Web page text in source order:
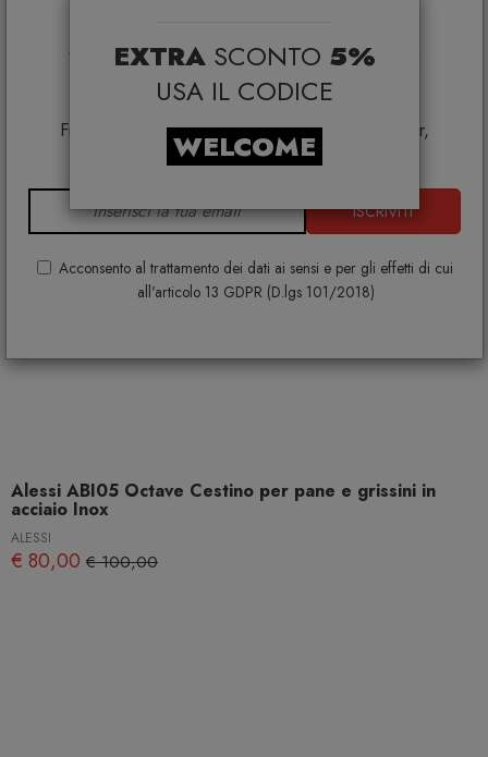
*Coupon non cumulabile con altre promo e non
applicabile su:
Smeg, Bontempi Casa, Samsonite, BBB Italia,
Franke, Gufram, Memphis, Plust, Samsung, Faber,
Dunavox, Zafferano, VG, Slide
ISCRIVITI
Acconsento al trattamento dei dati ai sensi e per gli effetti di cui
all'articolo 13 GDPR (D.lgs 101/2018)
EXTRA SCONTO 5%
USA IL CODICE
WELCOME
Alessi ABI05 Octave Cestino per pane e grissini in
acciaio Inox
ALESSI
€ 80,00 € 100,00